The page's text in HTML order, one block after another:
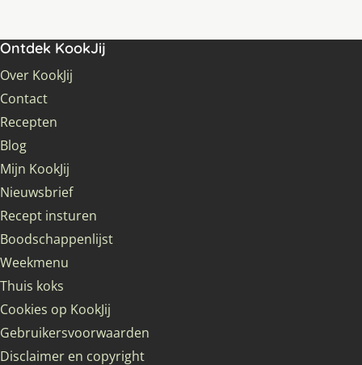
Ontdek KookJij
Over KookJij
Contact
Recepten
Blog
Mijn KookJij
Nieuwsbrief
Recept insturen
Boodschappenlijst
Weekmenu
Thuis koks
Cookies op KookJij
Gebruikersvoorwaarden
Disclaimer en copyright